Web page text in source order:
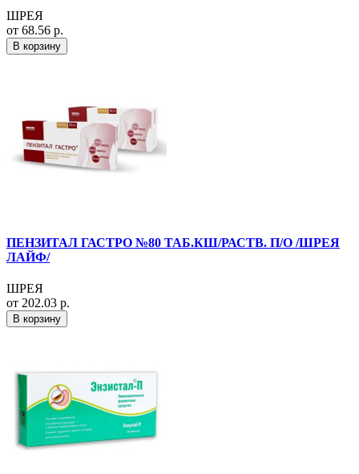
ШРЕЯ
от 68.56 р.
В корзину
ПЕНЗИТАЛ ГАСТРО №80 ТАБ.КШ/РАСТВ. П/О /ШРЕЯ
ЛАЙФ/
ШРЕЯ
от 202.03 р.
В корзину